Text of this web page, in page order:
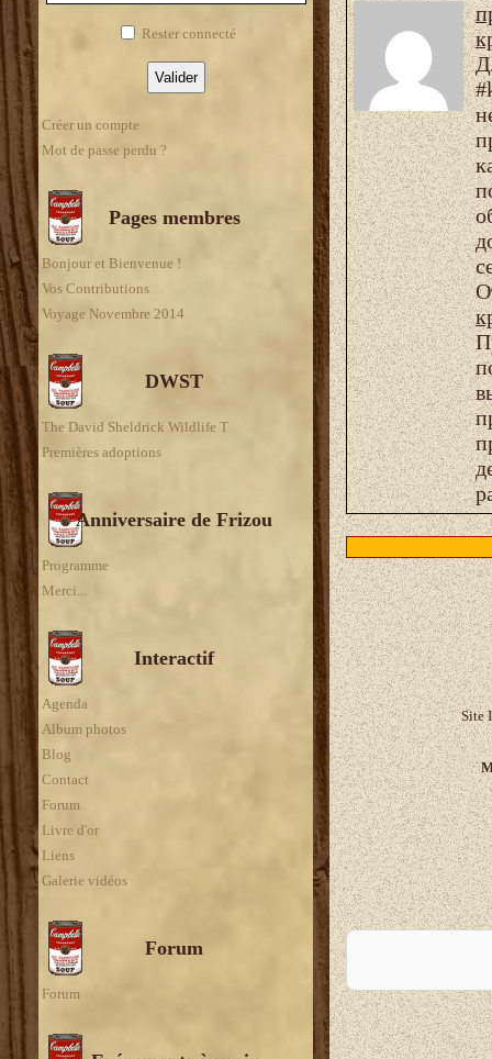
Rester connecté
Créer un compte
Mot de passe perdu ?
Pages membres
Bonjour et Bienvenue !
Vos Contributions
Voyage Novembre 2014
DWST
The David Sheldrick Wildlife T
Premières adoptions
Anniversaire de Frizou
Programme
Merci...
Interactif
Agenda
Album photos
Blog
Contact
Forum
Livre d'or
Liens
Galerie vidéos
Forum
Forum
Site